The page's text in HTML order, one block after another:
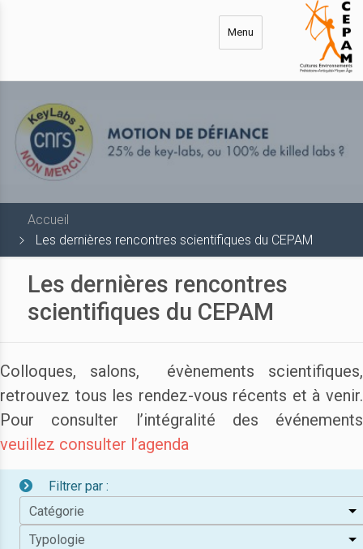
Menu
Accueil
Les dernières rencontres scientifiques du CEPAM
Les dernières rencontres
scientifiques du CEPAM
Colloques, salons, évènements scientifiques,
retrouvez tous les rendez-vous récents et à venir.
Pour consulter l’intégralité des événements
veuillez consulter l’agenda
Filtrer par :
Catégorie
Typologie